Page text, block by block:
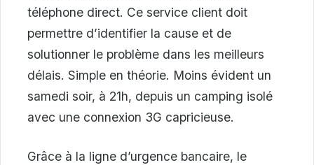
téléphone direct. Ce service client doit
permettre d’identifier la cause et de
solutionner le problème dans les meilleurs
délais. Simple en théorie. Moins évident un
samedi soir, à 21h, depuis un camping isolé
avec une connexion 3G capricieuse.
Grâce à la ligne d’urgence bancaire, le